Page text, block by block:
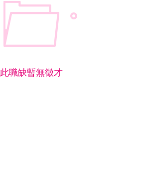
此職缺暫無徵才